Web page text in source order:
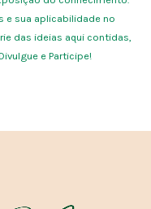
e sua aplicabilidade no
das ideias aqui contidas,
e Participe!